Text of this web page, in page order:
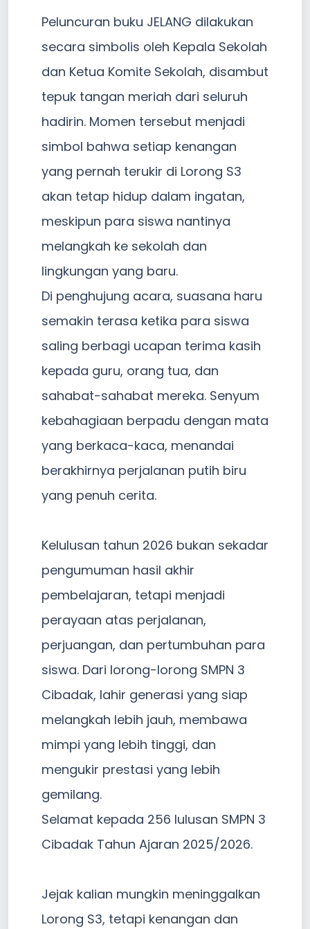
Peluncuran buku JELANG dilakukan
secara simbolis oleh Kepala Sekolah
dan Ketua Komite Sekolah, disambut
tepuk tangan meriah dari seluruh
hadirin. Momen tersebut menjadi
simbol bahwa setiap kenangan
yang pernah terukir di Lorong S3
akan tetap hidup dalam ingatan,
meskipun para siswa nantinya
melangkah ke sekolah dan
lingkungan yang baru.
Di penghujung acara, suasana haru
semakin terasa ketika para siswa
saling berbagi ucapan terima kasih
kepada guru, orang tua, dan
sahabat-sahabat mereka. Senyum
kebahagiaan berpadu dengan mata
yang berkaca-kaca, menandai
berakhirnya perjalanan putih biru
yang penuh cerita.
Kelulusan tahun 2026 bukan sekadar
pengumuman hasil akhir
pembelajaran, tetapi menjadi
perayaan atas perjalanan,
perjuangan, dan pertumbuhan para
siswa. Dari lorong-lorong SMPN 3
Cibadak, lahir generasi yang siap
melangkah lebih jauh, membawa
mimpi yang lebih tinggi, dan
mengukir prestasi yang lebih
gemilang.
Selamat kepada 256 lulusan SMPN 3
Cibadak Tahun Ajaran 2025/2026.
Jejak kalian mungkin meninggalkan
Lorong S3, tetapi kenangan dan